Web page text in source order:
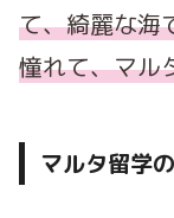
て、綺麗な海
憧れて、マル
マルタ留学